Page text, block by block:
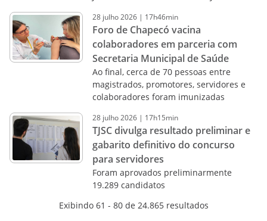
28 julho2026 | 17h46min
Foro de Chapecó vacina
colaboradores em parceria com
Secretaria Municipal de Saúde
Ao final, cerca de 70 pessoas entre
magistrados, promotores, servidores e
colaboradores foram imunizadas
28 julho2026 | 17h15min
TJSC divulga resultado preliminar e
gabarito definitivo do concurso
para servidores
Foram aprovados preliminarmente
19.289 candidatos
Exibindo 61 - 80 de 24.865 resultados